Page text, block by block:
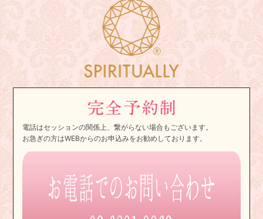
電話はセッションの関係上、繋がらない場合もございます。
お急ぎの方はWEBからのお申込みをお勧めしております。